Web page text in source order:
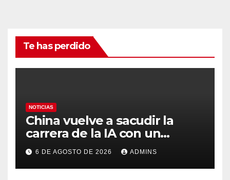
Te has perdido
NOTICIAS
China vuelve a sacudir la
carrera de la IA con un
modelo capaz de trabajar
durante días sin intervención
humana
6 DE AGOSTO DE 2026 ADMINS